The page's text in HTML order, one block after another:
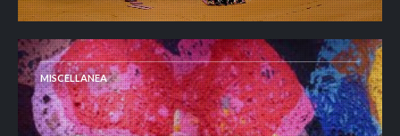
MISCELLANEA